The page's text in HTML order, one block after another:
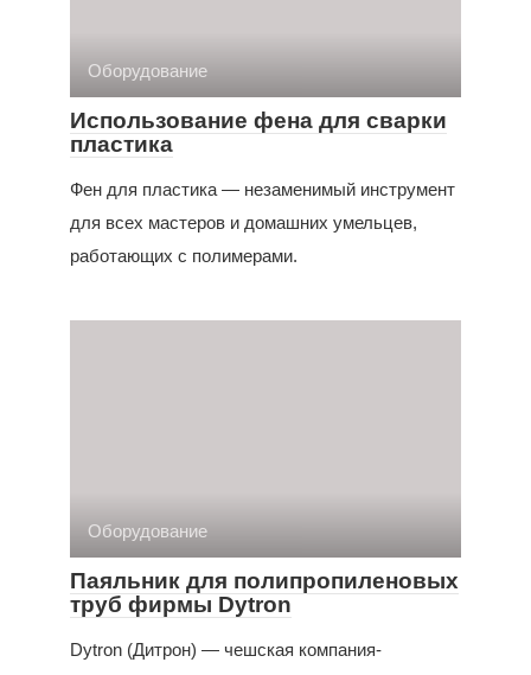
Оборудование
Использование фена для сварки
пластика
Фен для пластика — незаменимый инструмент
для всех мастеров и домашних умельцев,
работающих с полимерами.
Оборудование
Паяльник для полипропиленовых
труб фирмы Dytron
Dytron (Дитрон) — чешская компания-